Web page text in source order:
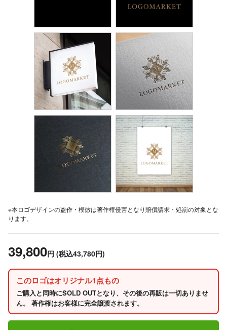
※本ロゴデザインの盗作・模倣は著作権侵害となり賠償請求・処罰の対象とな
ります。
39,800円 (税込43,780円)
このロゴはオリジナル1点もの
ご購入と同時にSOLD OUTとなり、その後の再販は一切ありませ
ん。 著作権はお客様に完全譲渡されます。